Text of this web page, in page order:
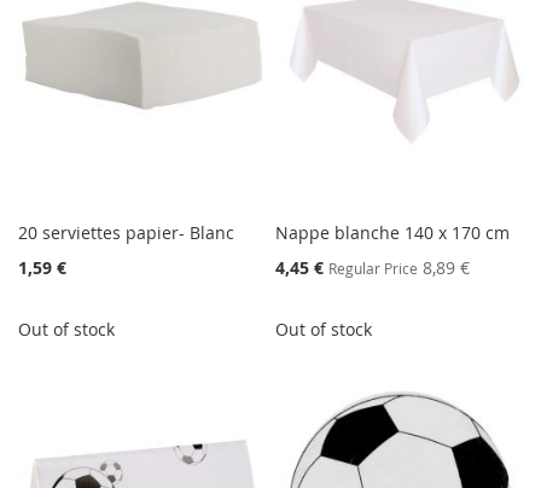
20 serviettes papier- Blanc
1,59 €
Out of stock
Nappe blanche 140 x 170 cm
Special
Price
4,45 € Regular Price 8,89 €
Out of stock